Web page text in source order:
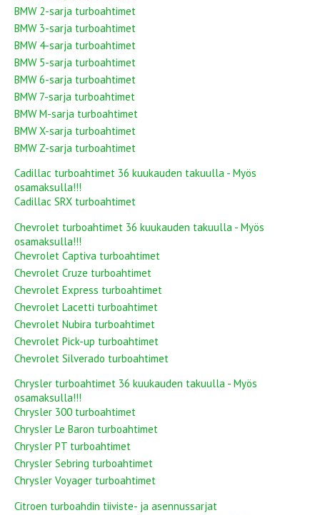
BMW 2-sarja turboahtimet
BMW 3-sarja turboahtimet
BMW 4-sarja turboahtimet
BMW 5-sarja turboahtimet
BMW 6-sarja turboahtimet
BMW 7-sarja turboahtimet
BMW M-sarja turboahtimet
BMW X-sarja turboahtimet
BMW Z-sarja turboahtimet
Cadillac turboahtimet 36 kuukauden takuulla - Myös
osamaksulla!!!
Cadillac SRX turboahtimet
Chevrolet turboahtimet 36 kuukauden takuulla - Myös
osamaksulla!!!
Chevrolet Captiva turboahtimet
Chevrolet Cruze turboahtimet
Chevrolet Express turboahtimet
Chevrolet Lacetti turboahtimet
Chevrolet Nubira turboahtimet
Chevrolet Pick-up turboahtimet
Chevrolet Silverado turboahtimet
Chrysler turboahtimet 36 kuukauden takuulla - Myös
osamaksulla!!!
Chrysler 300 turboahtimet
Chrysler Le Baron turboahtimet
Chrysler PT turboahtimet
Chrysler Sebring turboahtimet
Chrysler Voyager turboahtimet
Citroen turboahdin tiiviste- ja asennussarjat